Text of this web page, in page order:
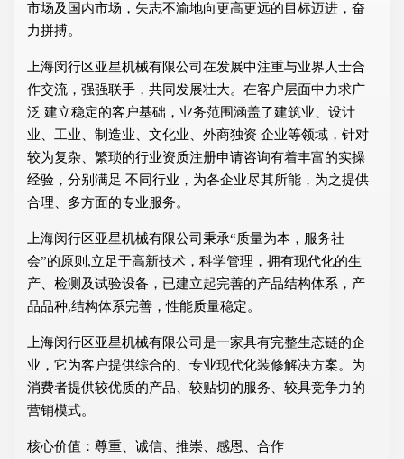
市场及国内市场，矢志不渝地向更高更远的目标迈进，奋
力拼搏。
上海闵行区亚星机械有限公司在发展中注重与业界人士合
作交流，强强联手，共同发展壮大。在客户层面中力求广
泛 建立稳定的客户基础，业务范围涵盖了建筑业、设计
业、工业、制造业、文化业、外商独资 企业等领域，针对
较为复杂、繁琐的行业资质注册申请咨询有着丰富的实操
经验，分别满足 不同行业，为各企业尽其所能，为之提供
合理、多方面的专业服务。
上海闵行区亚星机械有限公司秉承“质量为本，服务社
会”的原则,立足于高新技术，科学管理，拥有现代化的生
产、检测及试验设备，已建立起完善的产品结构体系，产
品品种,结构体系完善，性能质量稳定。
上海闵行区亚星机械有限公司是一家具有完整生态链的企
业，它为客户提供综合的、专业现代化装修解决方案。为
消费者提供较优质的产品、较贴切的服务、较具竞争力的
营销模式。
核心价值：尊重、诚信、推崇、感恩、合作